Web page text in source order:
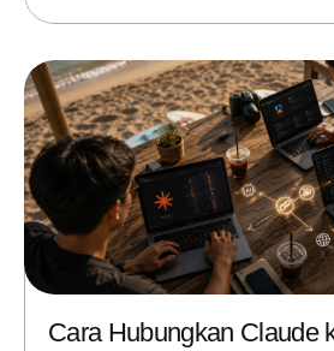
Cara Hubungkan Claude